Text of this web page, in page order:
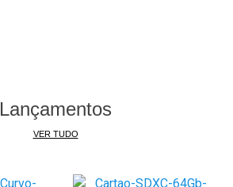
Lançamentos
VER TUDO